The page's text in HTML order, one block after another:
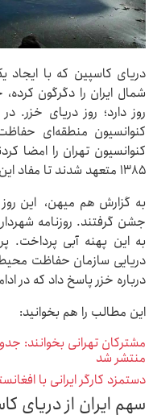
شمال ایران را دگرگون
کنوانسیون منطقه‌ای
۱۳۸۵ متعهد شدند تا مفاد این معاهده را رعایت کنند.
به گزارش هم میهن، این
جشن گرفتند. روزنامه
به این پهنه آبی
دریایی سازمان حفاظت
درباره خزر پاسخ داد که در
این مطالب را هم بخوانید:
منتشر شد
دستمزد کارگر ایرانی با
سهم ایران از دریای